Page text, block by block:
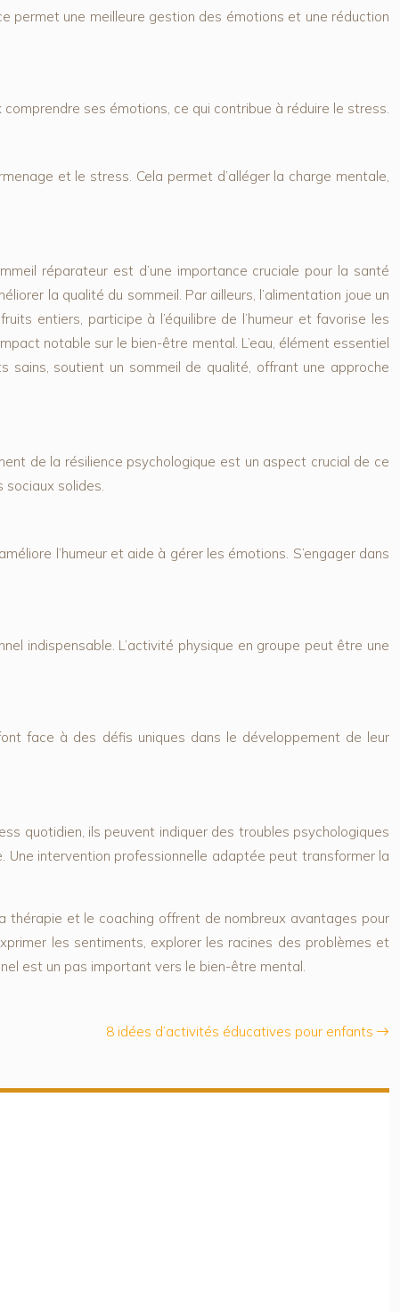
permet une meilleure gestion des émotions et une réduction
ses émotions, ce qui contribue à réduire le stress.
et le stress. Cela permet d’alléger la charge mentale,
réparateur est d’une importance cruciale pour la santé
la qualité du sommeil. Par ailleurs, l’alimentation joue un
entiers, participe à l’équilibre de l’humeur et favorise les
notable sur le bien-être mental. L’eau, élément essentiel
sains, soutient un sommeil de qualité, offrant une approche
de la résilience psychologique est un aspect crucial de ce
sociaux solides.
l’humeur et aide à gérer les émotions. S’engager dans
indispensable. L’activité physique en groupe peut être une
face à des défis uniques dans le développement de leur
quotidien, ils peuvent indiquer des troubles psychologiques
Une intervention professionnelle adaptée peut transformer la
thérapie et le coaching offrent de nombreux avantages pour
les sentiments, explorer les racines des problèmes et
est un pas important vers le bien-être mental.
8 idées d’activités éducatives pour enfants